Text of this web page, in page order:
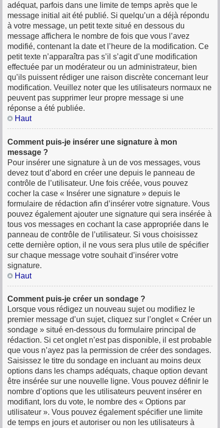
adéquat, parfois dans une limite de temps après que le
message initial ait été publié. Si quelqu’un a déjà répondu
à votre message, un petit texte situé en dessous du
message affichera le nombre de fois que vous l’avez
modifié, contenant la date et l’heure de la modification. Ce
petit texte n’apparaîtra pas s’il s’agit d’une modification
effectuée par un modérateur ou un administrateur, bien
qu’ils puissent rédiger une raison discrète concernant leur
modification. Veuillez noter que les utilisateurs normaux ne
peuvent pas supprimer leur propre message si une
réponse a été publiée.
Haut
Comment puis-je insérer une signature à mon
message ?
Pour insérer une signature à un de vos messages, vous
devez tout d’abord en créer une depuis le panneau de
contrôle de l’utilisateur. Une fois créée, vous pouvez
cocher la case « Insérer une signature » depuis le
formulaire de rédaction afin d’insérer votre signature. Vous
pouvez également ajouter une signature qui sera insérée à
tous vos messages en cochant la case appropriée dans le
panneau de contrôle de l’utilisateur. Si vous choisissez
cette dernière option, il ne vous sera plus utile de spécifier
sur chaque message votre souhait d’insérer votre
signature.
Haut
Comment puis-je créer un sondage ?
Lorsque vous rédigez un nouveau sujet ou modifiez le
premier message d’un sujet, cliquez sur l’onglet « Créer un
sondage » situé en-dessous du formulaire principal de
rédaction. Si cet onglet n’est pas disponible, il est probable
que vous n’ayez pas la permission de créer des sondages.
Saisissez le titre du sondage en incluant au moins deux
options dans les champs adéquats, chaque option devant
être insérée sur une nouvelle ligne. Vous pouvez définir le
nombre d’options que les utilisateurs peuvent insérer en
modifiant, lors du vote, le nombre des « Options par
utilisateur ». Vous pouvez également spécifier une limite
de temps en jours et autoriser ou non les utilisateurs à